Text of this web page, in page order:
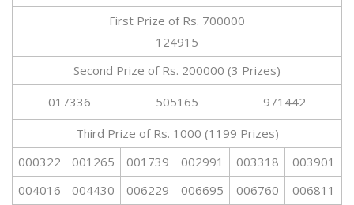
First Prize of Rs. 700000
124915
Second Prize of Rs. 200000 (3 Prizes)
017336
505165
971442
Third Prize of Rs. 1000 (1199 Prizes)
000322
001265 001739 002991 003318
003901
004016
004430 006229 006695 006760
006811